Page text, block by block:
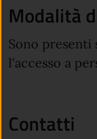
Modalità
Sono
l'accesso a
Contatti